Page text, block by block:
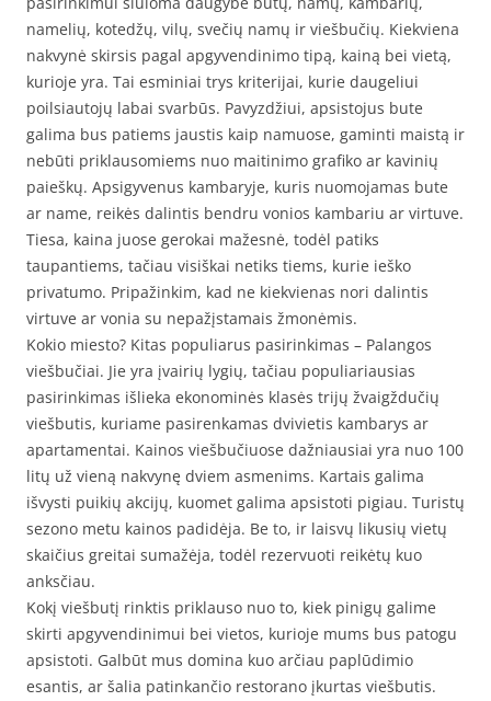
namelių, kotedžų, vilų, svečių namų ir viešbučių. Kiekviena
nakvynė skirsis pagal apgyvendinimo tipą, kainą bei vietą,
kurioje yra. Tai esminiai trys kriterijai, kurie daugeliui
poilsiautojų labai svarbūs. Pavyzdžiui, apsistojus bute
galima bus patiems jaustis kaip namuose, gaminti maistą ir
nebūti priklausomiems nuo maitinimo grafiko ar kavinių
paieškų. Apsigyvenus kambaryje, kuris nuomojamas bute
ar name, reikės dalintis bendru vonios kambariu ar virtuve.
Tiesa, kaina juose gerokai mažesnė, todėl patiks
taupantiems, tačiau visiškai netiks tiems, kurie ieško
privatumo. Pripažinkim, kad ne kiekvienas nori dalintis
virtuve ar vonia su nepažįstamais žmonėmis.
Kokio miesto? Kitas populiarus pasirinkimas – Palangos
viešbučiai. Jie yra įvairių lygių, tačiau populiariausias
pasirinkimas išlieka ekonominės klasės trijų žvaigždučių
viešbutis, kuriame pasirenkamas dvivietis kambarys ar
apartamentai. Kainos viešbučiuose dažniausiai yra nuo 100
litų už vieną nakvynę dviem asmenims. Kartais galima
išvysti puikių akcijų, kuomet galima apsistoti pigiau. Turistų
sezono metu kainos padidėja. Be to, ir laisvų likusių vietų
skaičius greitai sumažėja, todėl rezervuoti reikėtų kuo
anksčiau.
Kokį viešbutį rinktis priklauso nuo to, kiek pinigų galime
skirti apgyvendinimui bei vietos, kurioje mums bus patogu
apsistoti. Galbūt mus domina kuo arčiau paplūdimio
esantis, ar šalia patinkančio restorano įkurtas viešbutis.